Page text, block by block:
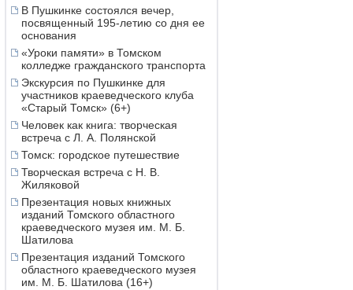
В Пушкинке состоялся вечер,
посвященный 195-летию со дня ее
основания
«Уроки памяти» в Томском
колледже гражданского транспорта
Экскурсия по Пушкинке для
участников краеведческого клуба
«Старый Томск» (6+)
Человек как книга: творческая
встреча с Л. А. Полянской
Томск: городское путешествие
Творческая встреча с Н. В.
Жиляковой
Презентация новых книжных
изданий Томского областного
краеведческого музея им. М. Б.
Шатилова
Презентация изданий Томского
областного краеведческого музея
им. М. Б. Шатилова (16+)